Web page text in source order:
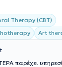
Therapy (CBT)
Art
παρέχει